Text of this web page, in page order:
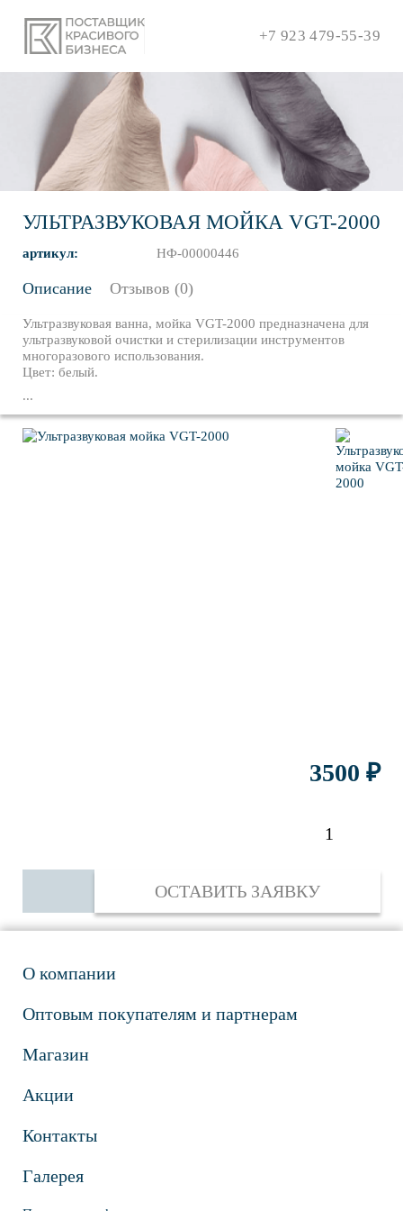
+7 923 479-55-39
УЛЬТРАЗВУКОВАЯ МОЙКА VGT-2000
артикул: НФ-00000446
Описание Отзывов (0)
Ультразвуковая ванна, мойка VGT-2000 предназначена для
ультразвуковой очистки и стерилизации инструментов
многоразового использования.
Цвет: белый.
Гарантия: 6 месяцев.
Условия транспортировки:
3500 ₽
ОСТАВИТЬ ЗАЯВКУ
О компании
Оптовым покупателям и партнерам
Магазин
Акции
Контакты
Галерея